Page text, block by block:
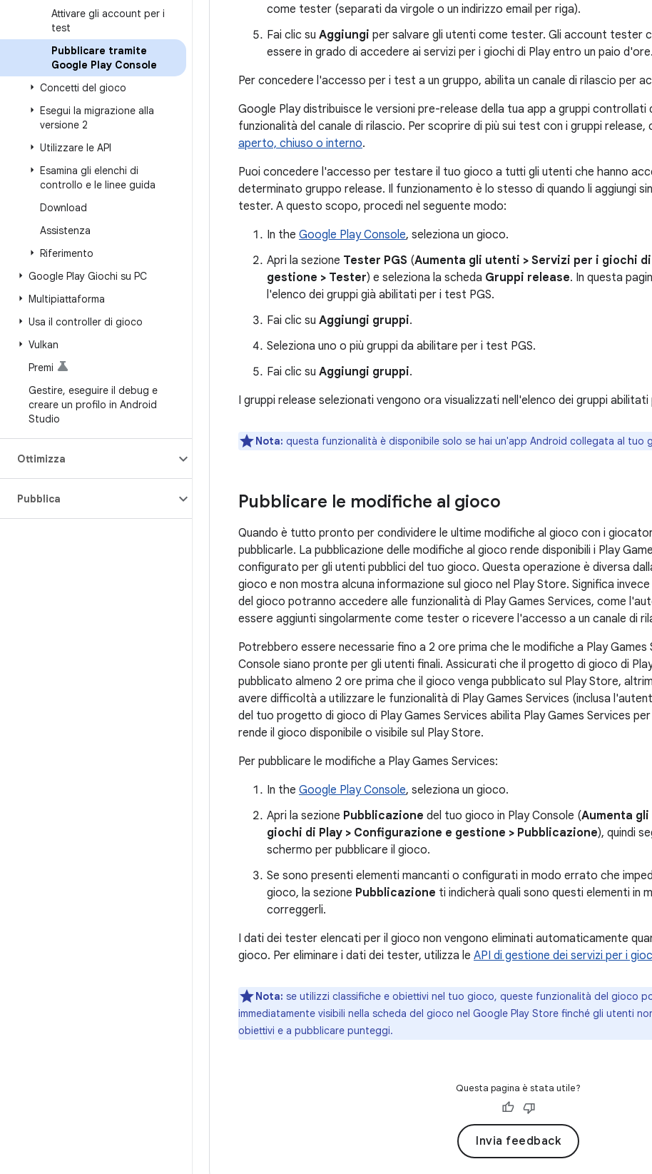
Attivare gli account per i
test
Pubblicare tramite
Google Play Console
Concetti del gioco
Esegui la migrazione alla
versione 2
Utilizzare le API
Esamina gli elenchi di
controllo e le linee guida
Download
Assistenza
Riferimento
Google Play Giochi su PC
Multipiattaforma
Usa il controller di gioco
Vulkan
Premi
Gestire, eseguire il debug e
creare un profilo in Android
Studio
Ottimizza
Pubblica
come tester (separati da virgole o un indirizzo email per riga).
Fai clic su Aggiungi per salvare gli utenti come tester. Gli account tester
essere in grado di accedere ai servizi per i giochi di Play entro un paio d'ore.
Per concedere l'accesso per i test a un gruppo, abilita un canale di rilascio per
Google Play distribuisce le versioni pre-release della tua app a gruppi controllati
funzionalità del canale di rilascio. Per scoprire di più sui test con i gruppi release,
aperto, chiuso o interno.
Puoi concedere l'accesso per testare il tuo gioco a tutti gli utenti che hanno
determinato gruppo release. Il funzionamento è lo stesso di quando li aggiungi
tester. A questo scopo, procedi nel seguente modo:
In the Google Play Console, seleziona un gioco.
Apri la sezione Tester PGS (Aumenta gli utenti > Servizi per i giochi di
gestione > Tester) e seleziona la scheda Gruppi release. In questa
l'elenco dei gruppi già abilitati per i test PGS.
Fai clic su Aggiungi gruppi.
Seleziona uno o più gruppi da abilitare per i test PGS.
Fai clic su Aggiungi gruppi.
I gruppi release selezionati vengono ora visualizzati nell'elenco dei gruppi
Nota: questa funzionalità è disponibile solo se hai un'app Android collegata al tuo
Pubblicare le modifiche al gioco
Quando è tutto pronto per condividere le ultime modifiche al gioco con i
pubblicarle. La pubblicazione delle modifiche al gioco rende disponibili i Play
configurato per gli utenti pubblici del tuo gioco. Questa operazione è diversa
gioco e non mostra alcuna informazione sul gioco nel Play Store. Significa
del gioco potranno accedere alle funzionalità di Play Games Services, come
essere aggiunti singolarmente come tester o ricevere l'accesso a un canale di
Potrebbero essere necessarie fino a 2 ore prima che le modifiche a Play
Console siano pronte per gli utenti finali. Assicurati che il progetto di gioco di
pubblicato almeno 2 ore prima che il gioco venga pubblicato sul Play Store,
avere difficoltà a utilizzare le funzionalità di Play Games Services (inclusa
del tuo progetto di gioco di Play Games Services abilita Play Games Services
rende il gioco disponibile o visibile sul Play Store.
Per pubblicare le modifiche a Play Games Services:
In the Google Play Console, seleziona un gioco.
Apri la sezione Pubblicazione del tuo gioco in Play Console (Aumenta
giochi di Play > Configurazione e gestione > Pubblicazione), quindi
schermo per pubblicare il gioco.
Se sono presenti elementi mancanti o configurati in modo errato che
gioco, la sezione Pubblicazione ti indicherà quali sono questi elementi in
correggerli.
I dati dei tester elencati per il gioco non vengono eliminati automaticamente
gioco. Per eliminare i dati dei tester, utilizza le API di gestione dei servizi per i
Nota: se utilizzi classifiche e obiettivi nel tuo gioco, queste funzionalità del gioco
immediatamente visibili nella scheda del gioco nel Google Play Store finché gli utenti
obiettivi e a pubblicare punteggi.
Questa pagina è stata utile?
Invia feedback